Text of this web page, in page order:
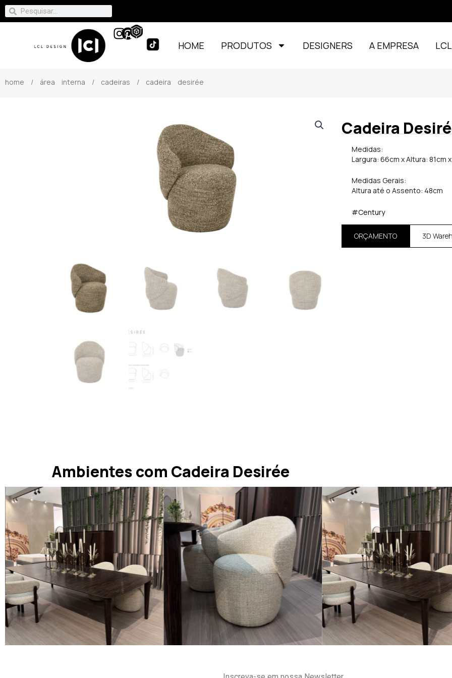
HOME PRODUTOS DESIGNERS A EMPRESA
home / área interna / cadeiras / cadeira desirée
Cadeira
Medidas:
Largura: 66cm x Altura: 81cm
Medidas Gerais:
Altura até o Assento: 48cm
#Century
ORÇAMENTO 3D
Ambientes com Cadeira Desirée